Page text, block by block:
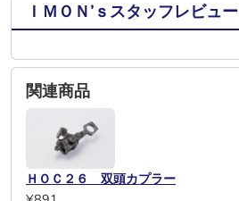
ＩＭＯＮ’ｓスタッフレビュー
関連商品
ＨＯＣ２６ 双頭カプラー